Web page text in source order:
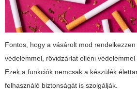
Fontos, hogy a vásárolt mod
védelemmel, rövidzárlat elleni védelemmel
Ezek a funkciók nemcsak a készülék
felhasználó biztonságát is szolgálják.